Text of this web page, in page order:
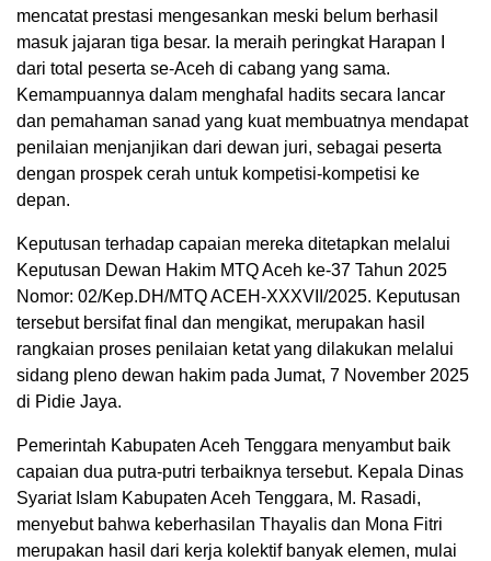
mencatat prestasi mengesankan meski belum berhasil
masuk jajaran tiga besar. Ia meraih peringkat Harapan I
dari total peserta se-Aceh di cabang yang sama.
Kemampuannya dalam menghafal hadits secara lancar
dan pemahaman sanad yang kuat membuatnya mendapat
penilaian menjanjikan dari dewan juri, sebagai peserta
dengan prospek cerah untuk kompetisi-kompetisi ke
depan.
Keputusan terhadap capaian mereka ditetapkan melalui
Keputusan Dewan Hakim MTQ Aceh ke-37 Tahun 2025
Nomor: 02/Kep.DH/MTQ ACEH-XXXVII/2025. Keputusan
tersebut bersifat final dan mengikat, merupakan hasil
rangkaian proses penilaian ketat yang dilakukan melalui
sidang pleno dewan hakim pada Jumat, 7 November 2025
di Pidie Jaya.
Pemerintah Kabupaten Aceh Tenggara menyambut baik
capaian dua putra-putri terbaiknya tersebut. Kepala Dinas
Syariat Islam Kabupaten Aceh Tenggara, M. Rasadi,
menyebut bahwa keberhasilan Thayalis dan Mona Fitri
merupakan hasil dari kerja kolektif banyak elemen, mulai